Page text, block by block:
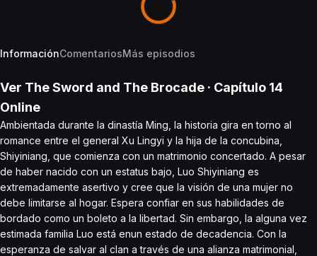
InformaciónComentariosMás episodios
Ver The Sword and The Brocade · Capítulo 14
Online
Ambientada durante la dinastía Ming, la historia gira en torno al
romance entre el general Xu Lingyi y la hija de la concubina,
Shiyiniang, que comienza con un matrimonio concertado. A pesar
de haber nacido con un estatus bajo, Luo Shiyiniang es
extremadamente asertivo y cree que la visión de una mujer no
debe limitarse al hogar. Espera confiar en sus habilidades de
bordado como un boleto a la libertad. Sin embargo, la alguna vez
estimada familia Luo está enun estado de decadencia. Con la
esperanza de salvar al clan a través de una alianza matrimonial,